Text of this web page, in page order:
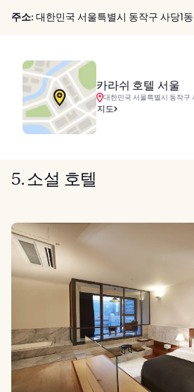
주소: 대한민국 서울특별시 동작구 사당1
카라쉬 호텔 서울
대한민국 서울특별시 동작구
지도
5. 소설 호텔